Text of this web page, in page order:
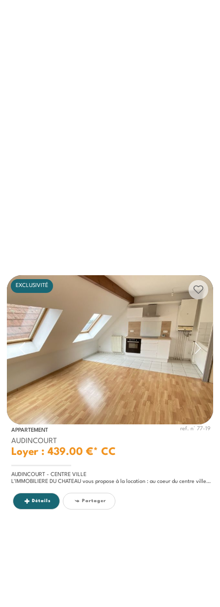
EXCLUSIVITÉ
APPARTEMENT ref. n° 77-19
AUDINCOURT
Loyer : 439.00 €* CC
AUDINCOURT - CENTRE VILLE
L'IMMOBILIERE DU CHATEAU vous propose à la location : au coeur du centre ville d'Audincourt, au dernier étage d'une...
Détails Partager